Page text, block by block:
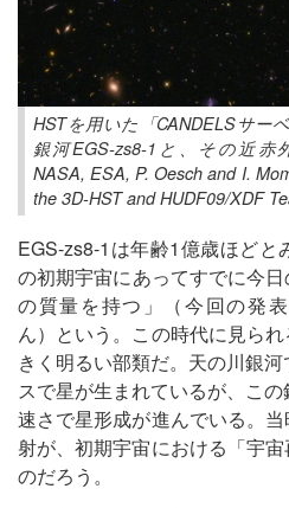
HSTを用いた「CANDELSサー
銀河EGS-zs8-1と、その近赤
NASA, ESA, P. Oesch and I.
the 3D-HST and HUDF09/XDF
EGS-zs8-1は年齢1億歳ほどと
の初期宇宙にあってすでに今
の質量を持つ」（今回の発
ん）という。この時代に見ら
きく明るい部類だ。天の川銀
スで星が生まれているが、こ
速さで星形成が進んでいる。
射が、初期宇宙における「宇
のだろう。